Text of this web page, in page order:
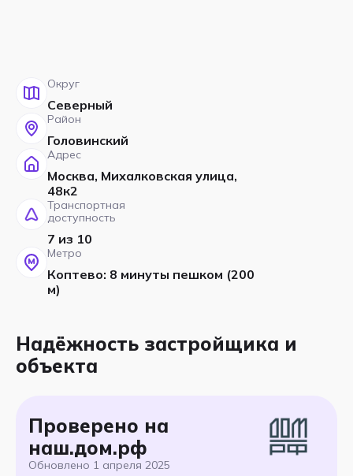
Округ
Северный
Район
Головинский
Адрес
Москва, Михалковская улица,
48к2
Транспортная
доступность
7 из 10
Метро
Коптево: 8 минуты пешком (200
м)
Надёжность застройщика и
объекта
Проверено на
наш.дом.рф
Обновлено 1 апреля 2025